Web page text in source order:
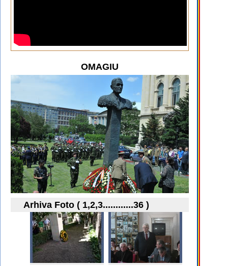
OMAGIU
Arhiva Foto ( 1,2,3............36 )